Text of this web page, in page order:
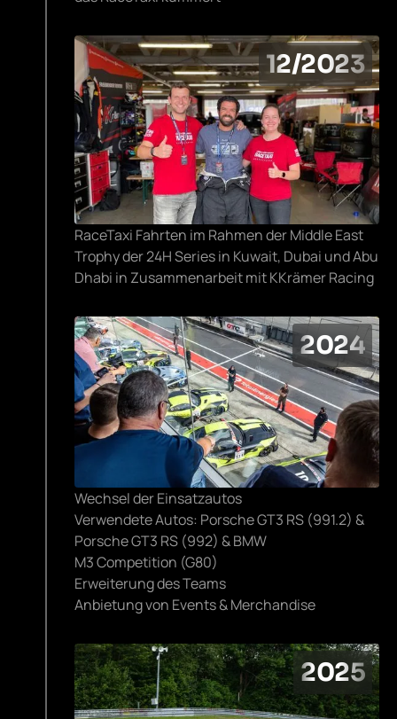
RaceTaxi Fahrten im Rahmen der Middle East
Trophy der 24H Series in Kuwait, Dubai und Abu
Dhabi in Zusammenarbeit mit KKrämer Racing
12/2023
2024
Wechsel der Einsatzautos
Verwendete Autos: Porsche GT3 RS (991.2) &
Porsche GT3 RS (992) & BMW
M3 Competition (G80)
Erweiterung des Teams
Anbietung von Events & Merchandise
2025